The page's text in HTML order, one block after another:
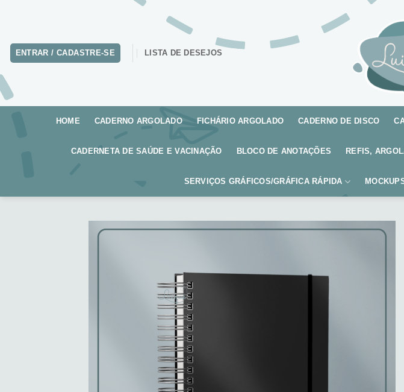
ENTRAR / CADASTRE-SE LISTA DE DESEJOS
HOME CADERNO ARGOLADO FICHÁRIO ARGOLADO CADERNO DE DISCO
CADERNETA DE SAÚDE E VACINAÇÃO BLOCO DE ANOTAÇÕES REFIS,
SERVIÇOS GRÁFICOS/GRÁFICA RÁPIDA